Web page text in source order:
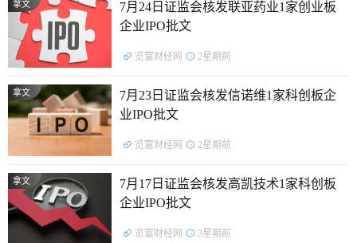
拿文
7月24日证监会核发联亚药业1家创业板
企业IPO批文
览富财经网 2星期前
拿文
7月23日证监会核发信诺维1家科创板企
业IPO批文
览富财经网 2星期前
拿文
7月17日证监会核发高凯技术1家科创板
企业IPO批文
览富财经网 3星期前